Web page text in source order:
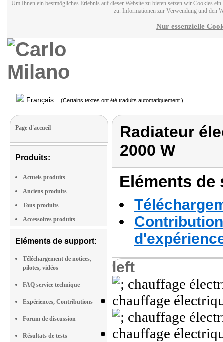
Um Ihnen ein bestmögliches Erlebnis auf dieser Website zu bieten setzen wir Cookies
zu. Informationen zur Verwendung und den
Nur essenzielle
Français (Certains textes ont été traduits automatiquement.)
Page d'accueil
Produits:
Actuels produits
Anciens produits
Tous produits
Accessoires produits
Eléments de support:
Téléchargement de notices,
pilotes, vidéos
FAQ service technique
Expériences, Contributions
Forum de discussion
Résultats de tests
Radiateur
2000 W
Eléments
left